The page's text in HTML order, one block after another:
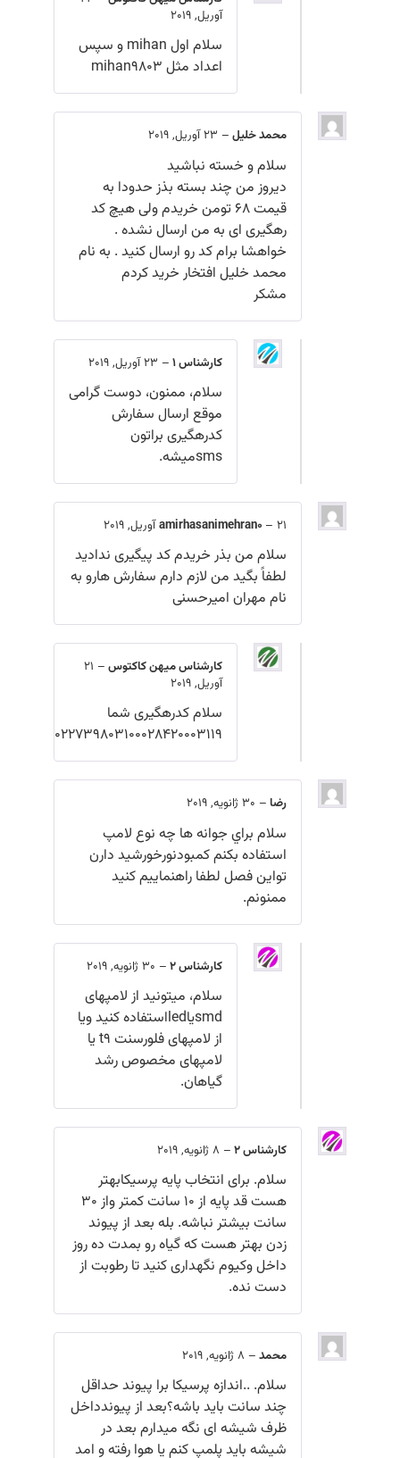
آوریل, 2019
سلام اول mihan و سپس
اعداد مثل mihan9803
محمد خلیل–23 آوریل, 2019
سلام و خسته نباشید
دیروز من چند بسته بذز حدودا به
قیمت 68 تومن خریدم ولی هیچ کد
رهگیری ای به من ارسال نشده .
خواهشا برام کد رو ارسال کنید . به نام
محمد خلیل افتخار خرید کردم
مشکر
کارشناس 1 –23 آوریل, 2019
سلام، ممنون، دوست گرامی
موقع ارسال سفارش
کدرهگیری براتون
amirhasanimehran0
سلام من بذر خریدم کد پیگیری ندادید
لطفاً بگید من لازم دارم سفارش هارو به
نام مهران امیرحسنی
کارشناس میهن کاکتوس–
21
آوریل, 2019
سلام کدرهگیری شما
022739803100028420003119
30 ژانویه, 2019
سلام براي جوانه ها چه نوع لامپ
استفاده بکنم کمبودنورخورشيد دارن
تواين فصل لطفا راهنماييم کنيد
ممنونم.
کارشناس 2 –30 ژانویه, 2019
سلام، میتونید از لامپهای
smdیاledاستفاده کنید ویا
از لامپهای فلورسنت t9 یا
لامپهای مخصوص رشد
گیاهان.
کارشناس 2 –8 ژانویه, 2019
سلام. برای انتخاب پایه پرسیکابهتر
هست قد پایه از 10 سانت کمتر واز 30
سانت بیشتر نباشه. بله بعد از پیوند
زدن بهتر هست که گیاه رو بمدت ده روز
داخل وکیوم نگهداری کنید تا رطوبت از
دست نده.
محمد–8 ژانویه, 2019
سلام. ..اندازه پرسیکا برا پیوند حداقل
چند سانت باید باشه؟بعد از پیوندداخل
ظرف شیشه ای نگه میدارم بعد در
شیشه باید پلمپ کنم یا هوا رفته و امد